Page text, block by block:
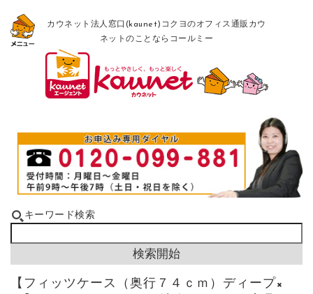
カウネット法人窓口(kaunet)コクヨのオフィス通販カウ
ネットのことならコールミー
キーワード検索
【フィッツケース（奥行７４ｃｍ）ディープ×